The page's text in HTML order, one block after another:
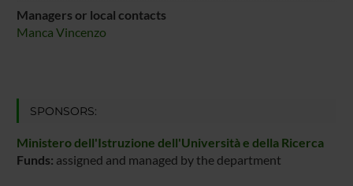
Managers or local contacts
Manca Vincenzo
SPONSORS:
Ministero dell'Istruzione dell'Università e della Ricerca
Funds: assigned and managed by the department